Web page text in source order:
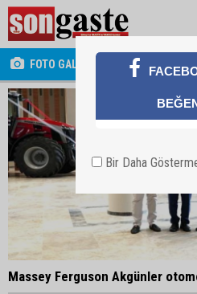
FOTO GALERİ
Massey Ferguson Akgünler
Bir Daha